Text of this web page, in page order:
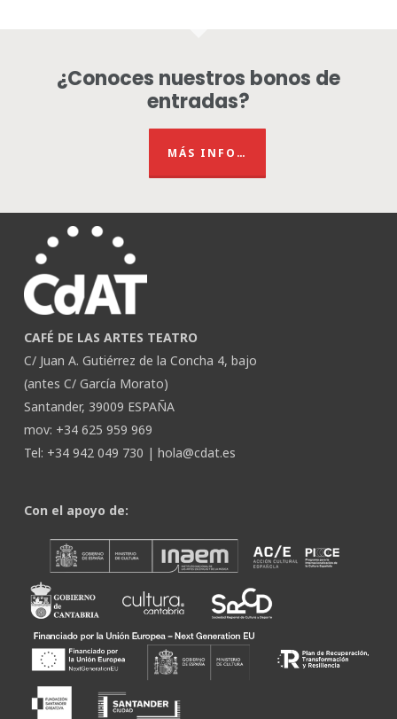
¿Conoces nuestros bonos de
entradas?
MÁS INFO…
CAFÉ DE LAS ARTES TEATRO
C/ Juan A. Gutiérrez de la Concha 4, bajo
(antes C/ García Morato)
Santander, 39009 ESPAÑA
mov: +34 625 959 969
Tel: +34 942 049 730 | hola@cdat.es
Con el apoyo de: